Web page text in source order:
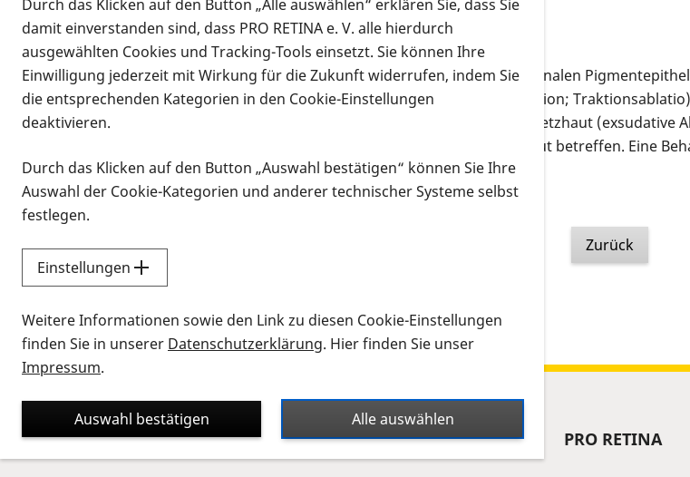
Vorlesen
Ablatio retinae (auch: Amotio retinae)
Abhebung der Netzhaut in ihrer gesamten Dicke vom retinalen
rhegmatogene Ablatio) in der Netzhaut, durch Zug (Traktion;
Retinopathie) oder durch Flüssigkeitsaustritt unter der Netzhaut (exsudative
nur bestimmte Netzhautareale oder die gesamte Netzhaut betreffen. Eine
Operation (Plombe, Cerclage oder Vitrektomie) möglich.
Zurück
Sitemap
Netzhauterkrankungen Leben Forschung PRO RETINA
Durch das Klicken auf den Button „Alle auswählen“ erklären Sie, dass Sie
damit einverstanden sind, dass PRO RETINA e. V. alle hierdurch
ausgewählten Cookies und Tracking-Tools einsetzt. Sie können Ihre
Einwilligung jederzeit mit Wirkung für die Zukunft widerrufen, indem Sie
die entsprechenden Kategorien in den Cookie-Einstellungen
deaktivieren.
Durch das Klicken auf den Button „Auswahl bestätigen“ können Sie Ihre
Auswahl der Cookie-Kategorien und anderer technischer Systeme selbst
festlegen.
Einstellungen
Weitere Informationen sowie den Link zu diesen Cookie-Einstellungen
finden Sie in unserer Datenschutzerklärung. Hier finden Sie unser
Impressum.
Alle auswählen
Auswahl bestätigen